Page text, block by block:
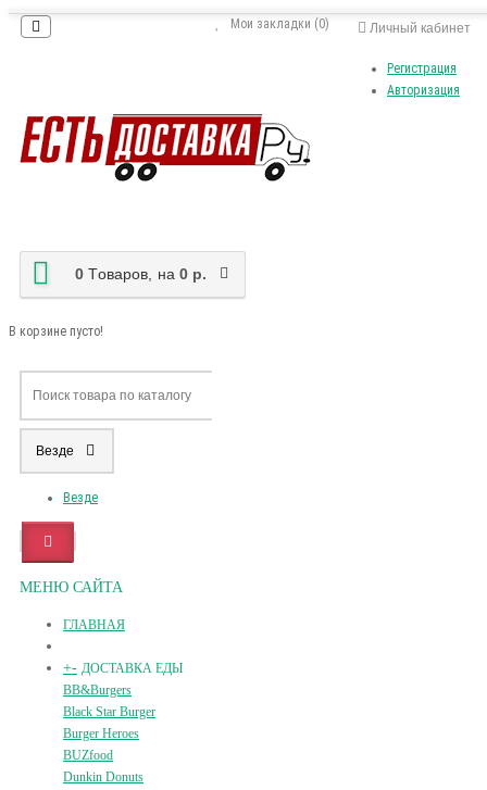
Личный кабинет
Регистрация
Авторизация
Мои закладки (0)
0 Tоваров, на 0 р.
В корзине пусто!
Везде
Везде
МЕНЮ САЙТА
ГЛАВНАЯ
+- ДОСТАВКА ЕДЫ
BB&Burgers
Black Star Burger
Burger Heroes
BUZfood
Dunkin Donuts